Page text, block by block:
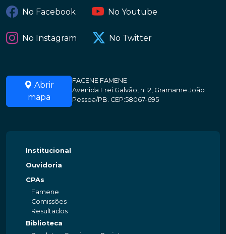
No Facebook No Youtube
No Instagram No Twitter
Abrir
mapa
FACENE FAMENE
Avenida Frei Galvão, n 12, Gramame João
Pessoa/PB. CEP:58067-695
Institucional
Ouvidoria
CPAs
Famene
Comissões
Resultados
Biblioteca